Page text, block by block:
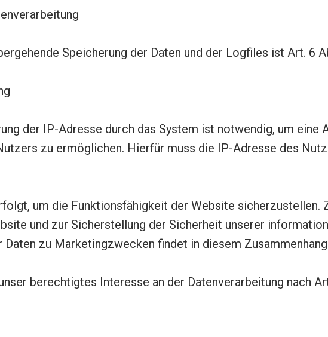
Speicherung der Daten und der Logfiles ist Art. 6
der IP-Adresse durch das System ist notwendig, um eine
zu ermöglichen. Hierfür muss die IP-Adresse des
um die Funktionsfähigkeit der Website sicherzustellen.
und zur Sicherstellung der Sicherheit unserer
Daten zu Marketingzwecken findet in diesem
berechtigtes Interesse an der Datenverarbeitung nach